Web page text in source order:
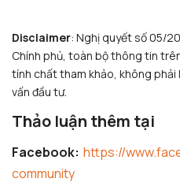
Disclaimer: Nghị quyết số 05/
Chính phủ, toàn bộ thông tin
tính chất tham khảo, không phải
vấn đầu tư.
Thảo luận thêm tại
Facebook: https://
community